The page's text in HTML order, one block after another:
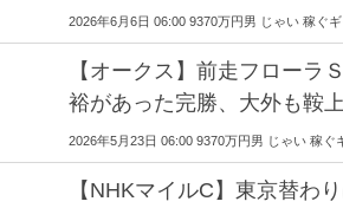
2026年6月6日 06:00 9370万円男 じゃい 稼ぐ
【オークス】前走フローラ
裕があった完勝、大外も鞍
2026年5月23日 06:00 9370万円男 じゃい 稼ぐ
【NHKマイルC】東京替わ